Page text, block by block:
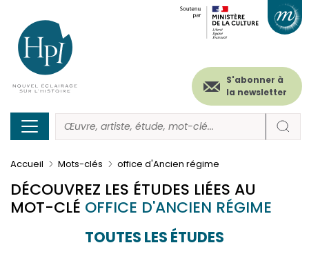
contenu
principal
Menu
secondaire
(header)
S'abonner à
la newsletter
Accueil Mots-clés office d'Ancien régime
DÉCOUVREZ LES ÉTUDES LIÉES AU
MOT-CLÉ OFFICE D'ANCIEN RÉGIME
TOUTES LES ÉTUDES